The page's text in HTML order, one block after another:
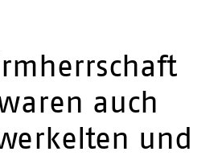
auch
und